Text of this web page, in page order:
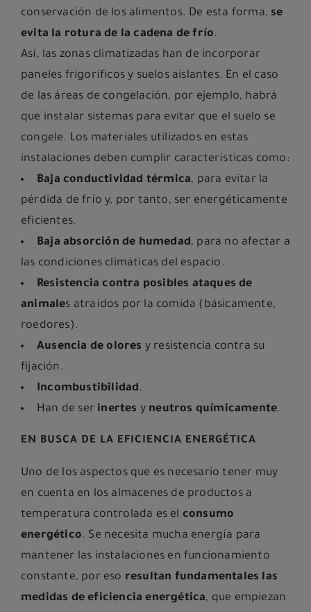
conservación de los alimentos. De esta forma, se
evita la rotura de la cadena de frío.
Así, las zonas climatizadas han de incorporar
paneles frigoríficos y suelos aislantes. En el caso
de las áreas de congelación, por ejemplo, habrá
que instalar sistemas para evitar que el suelo se
congele. Los materiales utilizados en estas
instalaciones deben cumplir características como:
Baja conductividad térmica, para evitar la
pérdida de frío y, por tanto, ser energéticamente
eficientes.
Baja absorción de humedad, para no afectar a
las condiciones climáticas del espacio.
Resistencia contra posibles ataques de
animales atraídos por la comida (básicamente,
roedores).
Ausencia de olores y resistencia contra su
fijación.
Incombustibilidad.
Han de ser inertes y neutros químicamente.
EN BUSCA DE LA EFICIENCIA ENERGÉTICA
Uno de los aspectos que es necesario tener muy
en cuenta en los almacenes de productos a
temperatura controlada es el consumo
energético. Se necesita mucha energía para
mantener las instalaciones en funcionamiento
constante, por eso resultan fundamentales las
medidas de eficiencia energética, que empiezan